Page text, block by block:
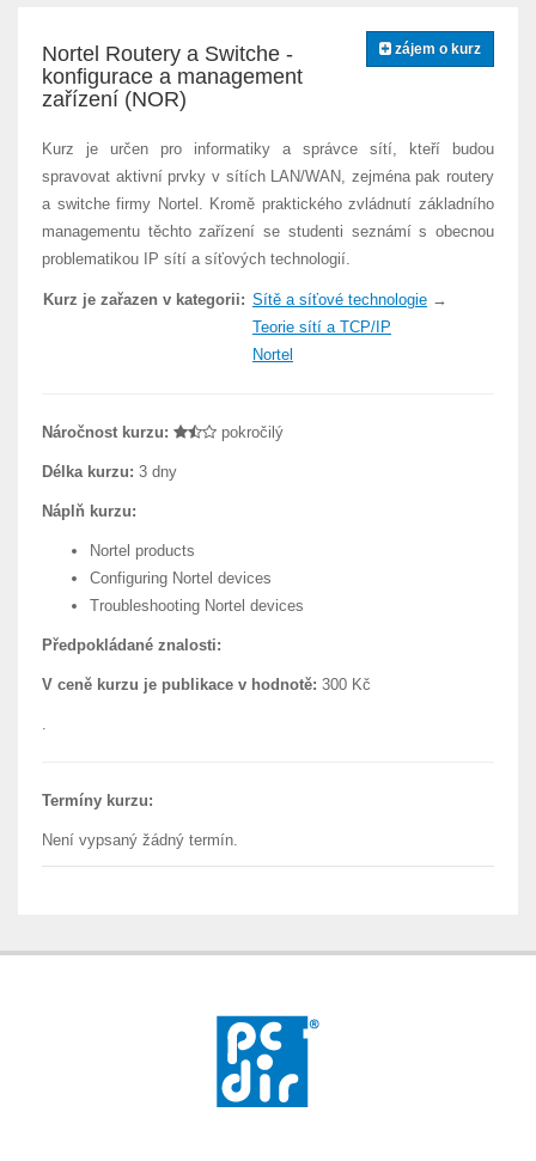
zájem o kurz
Nortel Routery a Switche -
konfigurace a management
zařízení (NOR)
Kurz je určen pro informatiky a správce sítí, kteří budou
spravovat aktivní prvky v sítích LAN/WAN, zejména pak routery
a switche firmy Nortel. Kromě praktického zvládnutí základního
managementu těchto zařízení se studenti seznámí s obecnou
problematikou IP sítí a síťových technologií.
Kurz je zařazen v kategorii: Sítě a síťové technologie →
Teorie sítí a TCP/IP
Nortel
Náročnost kurzu: pokročilý
Délka kurzu: 3 dny
Náplň kurzu:
Nortel products
Configuring Nortel devices
Troubleshooting Nortel devices
Předpokládané znalosti:
V ceně kurzu je publikace v hodnotě: 300 Kč
.
Termíny kurzu:
Není vypsaný žádný termín.